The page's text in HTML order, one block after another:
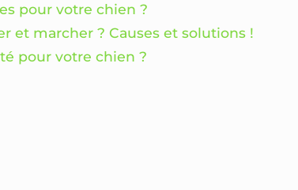
pour votre chien ?
et marcher ? Causes et solutions !
pour votre chien ?